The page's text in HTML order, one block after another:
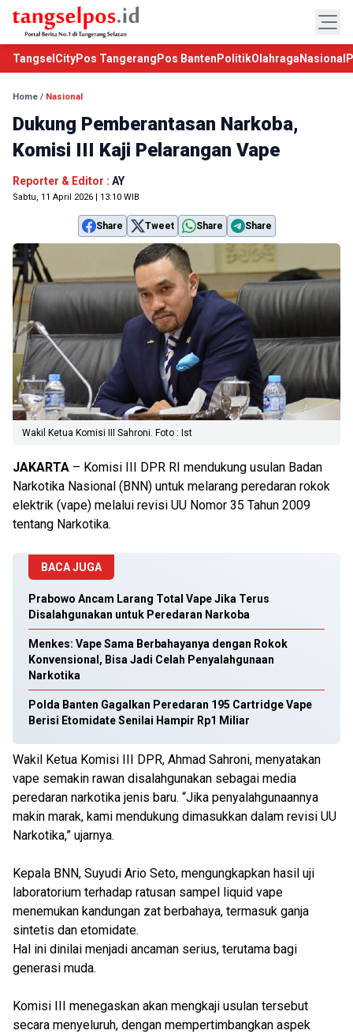
TangselCityPos Tangerang Pos Banten PolitikOlahraga Nasional
Home / Nasional
Dukung Pemberantasan Narkoba,
Komisi III Kaji Pelarangan Vape
Reporter & Editor : AY
Sabtu, 11 April 2026 | 13:10 WIB
Share Tweet Share Share
Wakil Ketua Komisi III Sahroni. Foto : Ist
JAKARTA – Komisi III DPR RI mendukung usulan Badan
Narkotika Nasional (BNN) untuk melarang peredaran rokok
elektrik (vape) melalui revisi UU Nomor 35 Tahun 2009
tentang Narkotika.
BACA JUGA
Prabowo Ancam Larang Total Vape Jika Terus
Disalahgunakan untuk Peredaran Narkoba
Menkes: Vape Sama Berbahayanya dengan Rokok
Konvensional, Bisa Jadi Celah Penyalahgunaan
Narkotika
Polda Banten Gagalkan Peredaran 195 Cartridge Vape
Berisi Etomidate Senilai Hampir Rp1 Miliar
Wakil Ketua Komisi III DPR, Ahmad Sahroni, menyatakan
vape semakin rawan disalahgunakan sebagai media
peredaran narkotika jenis baru. “Jika penyalahgunaannya
makin marak, kami mendukung dimasukkan dalam revisi UU
Narkotika,” ujarnya.
Kepala BNN, Suyudi Ario Seto, mengungkapkan hasil uji
laboratorium terhadap ratusan sampel liquid vape
menemukan kandungan zat berbahaya, termasuk ganja
sintetis dan etomidate.
Hal ini dinilai menjadi ancaman serius, terutama bagi
generasi muda.
Komisi III menegaskan akan mengkaji usulan tersebut
secara menyeluruh, dengan mempertimbangkan aspek